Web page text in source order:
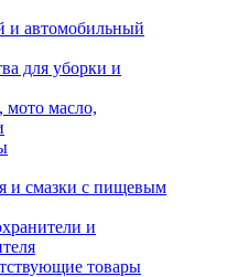
и автомобильный
для уборки и
мото масло,
и смазки с пищевым
и
товары